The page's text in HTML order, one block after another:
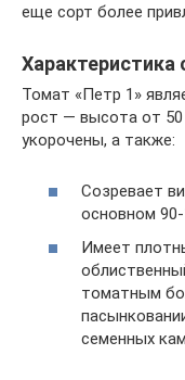
еще сорт более
Характеристика
Томат «Петр 1»
рост — высота от
укорочены, а также:
Созревает
основном
Имеет
томатным
семенных